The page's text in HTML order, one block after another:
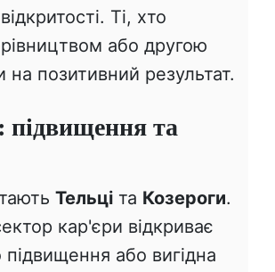
Ті, хто
або другою
позитивний результат.
та
Тельці та Козероги.
кар'єри відкриває
або вигідна